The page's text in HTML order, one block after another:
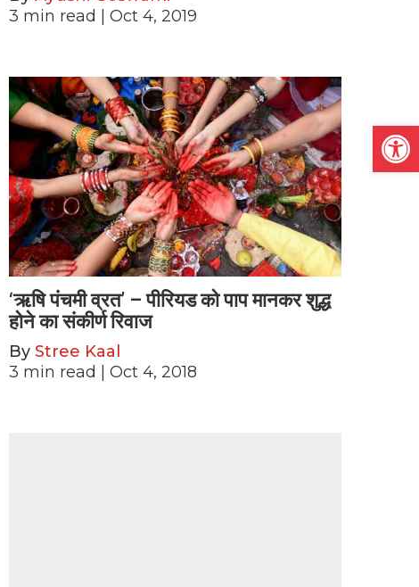
3 min read | Oct 4, 2019
‘ऋषि पंचमी व्रत’ – पीरियड को पाप मानकर शुद्ध
होने का संकीर्ण रिवाज
By Stree Kaal
3 min read | Oct 4, 2018